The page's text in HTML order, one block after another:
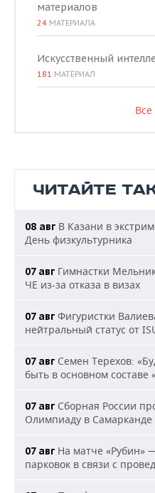
материалов
24 МАТЕРИАЛА
Искусственный
181 МАТЕРИАЛ
ЧИТАЙТЕ
08 авг В Казани в
День физкультурника
07 авг Гимнастки
ЧЕ из-за отказа в визах
07 авг Фигуристки
нейтральный статус от
07 авг Семен Терехов:
быть в основном составе
07 авг Сборная России
Олимпиаду в Самарканде
07 авг На матче «Рубин»
парковок в связи с